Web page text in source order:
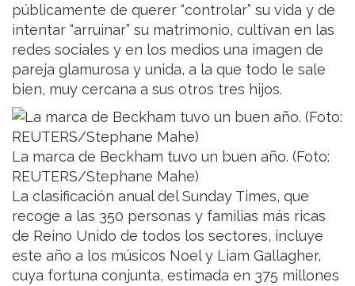
públicamente de querer “controlar” su vida y de
intentar “arruinar” su matrimonio, cultivan en las
redes sociales y en los medios una imagen de
pareja glamurosa y unida, a la que todo le sale
bien, muy cercana a sus otros tres hijos.
La marca de Beckham tuvo un buen año. (Foto:
REUTERS/Stephane Mahe)
La clasificación anual del Sunday Times, que
recoge a las 350 personas y familias más ricas
de Reino Unido de todos los sectores, incluye
este año a los músicos Noel y Liam Gallagher,
cuya fortuna conjunta, estimada en 375 millones